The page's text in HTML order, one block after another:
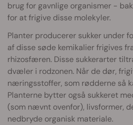
brug for gavnlige organismer -
for at frigive disse molekyler.
Planter producerer sukker under
af disse søde kemikalier frigives
rhizosfæren. Disse sukkerarter
dvæler i rodzonen. Når de dør,
næringsstoffer, som rødderne så
Planterne bytter også sukkeret
(som nævnt ovenfor), livsformer,
nedbryde organisk materiale.